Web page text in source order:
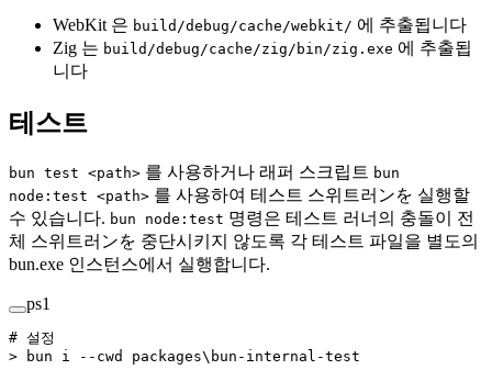
WebKit 은 build/debug/cache/webkit/ 에 추출됩니다
Zig 는 build/debug/cache/zig/bin/zig.exe 에 추출됩
니다
테스트
bun test <path> 를 사용하거나 래퍼 스크립트 bun
node:test <path> 를 사용하여 테스트 스위트러ンを 실행할
수 있습니다. bun node:test 명령은 테스트 러너의 충돌이 전
체 스위트러ンを 중단시키지 않도록 각 테스트 파일을 별도의
bun.exe 인스턴스에서 실행합니다.
ps1
# 설정
> bun i -- cwd packages\bun - internal -test